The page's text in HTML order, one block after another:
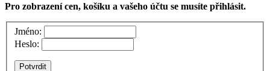
Pro zobrazení cen, košíku a vašeho účtu se musíte přihlásit.
Jméno:
Heslo: